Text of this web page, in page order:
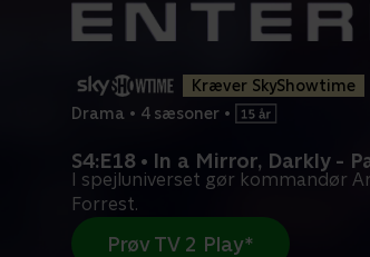
Kræver SkyShowtime
Drama • 4 sæsoner •
S4:E18 • In a Mirror, Darkly -
I spejluniverset gør kommandør
Forrest.
Prøv TV 2 Play*